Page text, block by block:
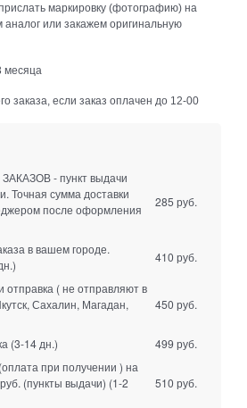
маркировку (фотографию) на
или закажем оригинальную
месяца
заказа, если заказ оплачен до 12-00
- пункт выдачи
Точная сумма доставки
после оформления
285 руб.
в вашем городе.
410 руб.
( не отправляют в
Сахалин, Магадан,
450 руб.
(3-14 дн.)
499 руб.
при получении ) на
(пункты выдачи) (1-2
510 руб.